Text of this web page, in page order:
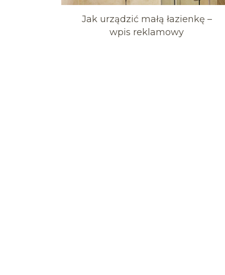
Jak urządzić małą łazienkę –
wpis reklamowy